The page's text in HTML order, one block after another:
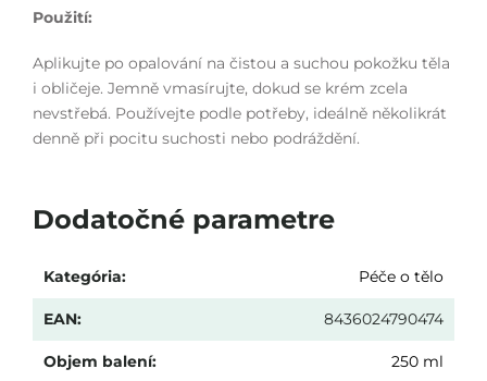
Použití:
Aplikujte po opalování na čistou a suchou pokožku těla
i obličeje. Jemně vmasírujte, dokud se krém zcela
nevstřebá. Používejte podle potřeby, ideálně několikrát
denně při pocitu suchosti nebo podráždění.
Dodatočné parametre
Kategória: Péče o tělo
EAN: 8436024790474
Objem balení: 250 ml